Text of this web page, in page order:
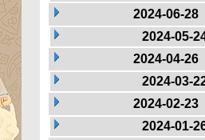
2024-06-28
2024-05-
2024-04-26
2024-03-
2024-02-23
2024-01-